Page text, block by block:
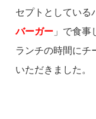
セプトとしている
バーガー 」で食事
ランチの時間にチ
いただきました。